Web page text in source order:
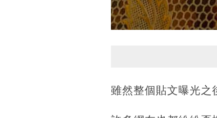
雖然整個貼文曝光之